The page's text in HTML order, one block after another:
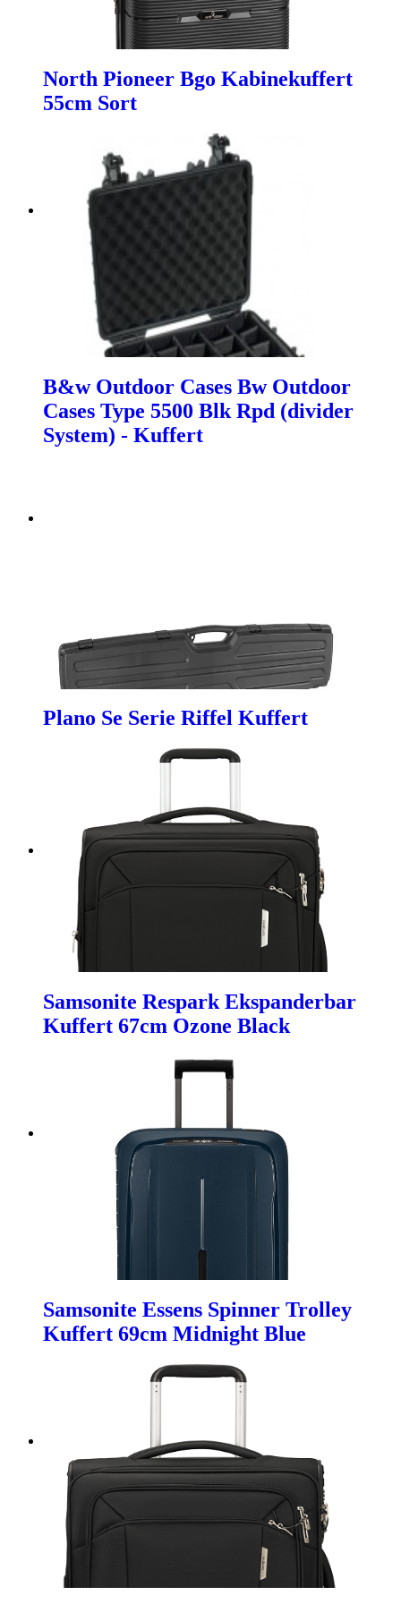
North Pioneer Bgo Kabinekuffert
55cm Sort
B&w Outdoor Cases Bw Outdoor
Cases Type 5500 Blk Rpd (divider
System) - Kuffert
Plano Se Serie Riffel Kuffert
Samsonite Respark Ekspanderbar
Kuffert 67cm Ozone Black
Samsonite Essens Spinner Trolley
Kuffert 69cm Midnight Blue